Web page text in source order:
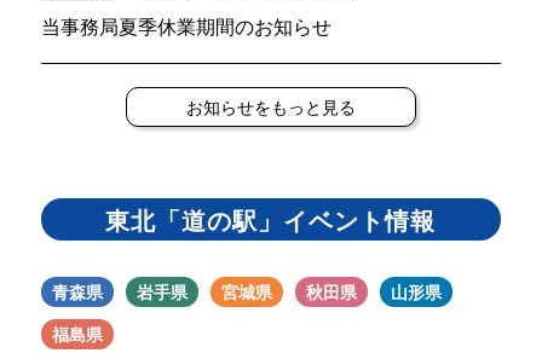
当事務局夏季休業期間のお知らせ
お知らせをもっと見る
東北「道の駅」イベント情報
青森県 岩手県 宮城県 秋田県
山形県
福島県